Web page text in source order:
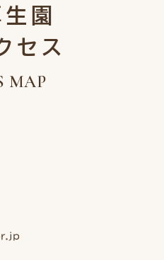
園
セス
MAP